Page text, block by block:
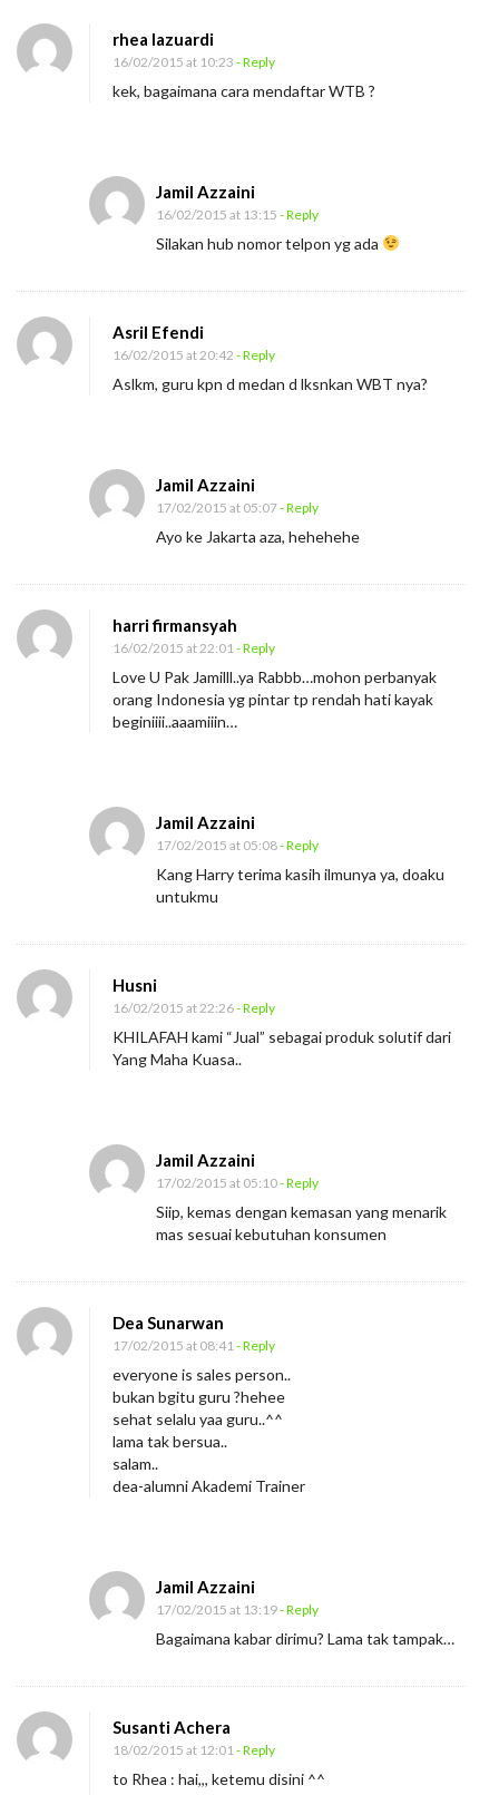
J
rhea lazuardi
16/02/2015 at 10:23 - Reply
kek, bagaimana cara mendaftar WTB ?
Jamil Azzaini
16/02/2015 at 13:15 - Reply
Silakan hub nomor telpon yg ada
Asril Efendi
16/02/2015 at 20:42 - Reply
Aslkm, guru kpn d medan d lksnkan WBT nya?
Jamil Azzaini
17/02/2015 at 05:07- Reply
Ayo ke Jakarta aza, hehehehe
harri firmansyah
16/02/2015 at 22:01 - Reply
Love U Pak Jamilll..ya Rabbb…mohon perbanyak
orang Indonesia yg pintar tp rendah hati kayak
beginiiii..aaamiiin…
Jamil Azzaini
17/02/2015 at 05:08- Reply
Kang Harry terima kasih ilmunya ya, doaku
untukmu
Husni
16/02/2015 at 22:26- Reply
KHILAFAH kami “Jual” sebagai produk solutif dari
Yang Maha Kuasa..
Jamil Azzaini
17/02/2015 at 05:10- Reply
Siip, kemas dengan kemasan yang menarik
mas sesuai kebutuhan konsumen
Dea Sunarwan
17/02/2015 at 08:41 - Reply
everyone is sales person..
bukan bgitu guru ?hehee
sehat selalu yaa guru..^^
lama tak bersua..
salam..
dea-alumni Akademi Trainer
Jamil Azzaini
17/02/2015 at 13:19- Reply
Bagaimana kabar dirimu? Lama tak tampak…
Susanti Achera
18/02/2015 at 12:01 - Reply
to Rhea : hai,,, ketemu disini ^^